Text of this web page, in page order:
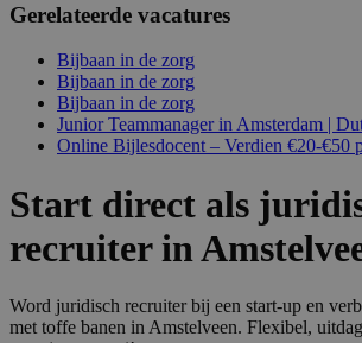
Gerelateerde vacatures
Bijbaan in de zorg
Bijbaan in de zorg
Bijbaan in de zorg
Junior Teammanager in Amsterdam |
Online Bijlesdocent – Verdien €20-€50
Start direct als
recruiter in
Word juridisch recruiter bij een start-up en
met toffe banen in Amstelveen. Flexibel,